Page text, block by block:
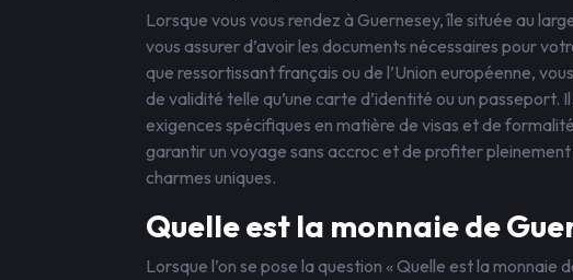
Lorsque vous vous rendez à Guernesey, île située au
vous assurer d’avoir les documents nécessaires pour
que ressortissant français ou de l’Union européenne,
de validité telle qu’une carte d’identité ou un
exigences spécifiques en matière de visas et de
garantir un voyage sans accroc et de profiter
charmes uniques.
Quelle est la monnaie de
Lorsque l’on se pose la question « Quelle est la